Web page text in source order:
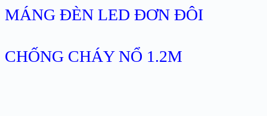
MÁNG ĐÈN LED ĐƠN ĐÔI
CHỐNG CHÁY NỔ 1.2M